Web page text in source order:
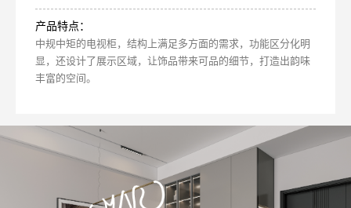
产品特点：
中规中矩的电视柜，结构上满足多方面的需求，功能区分化明
显，还设计了展示区域，让饰品带来可品的细节，打造出韵味
丰富的空间。